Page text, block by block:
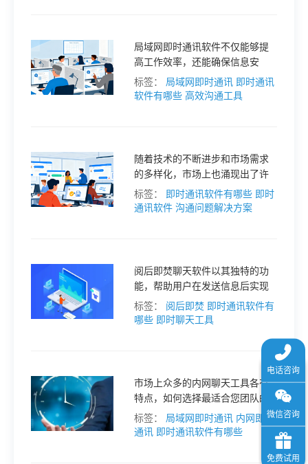
题
局域网即时通讯软件不仅能够提
高工作效率，还能确保信息安
全。随着技术的不断进步，2025
年出现了许多安全高效的局域网
标签： 局域网即时通讯 即时通讯
软件有哪些 高效沟通工具
随着技术的不断进步和市场需求
的多样化，市场上也涌现出了许
多优秀的类似布谷鸟的通讯软
件。本文将为您推荐 2025 年的五
标签： 即时通讯软件有哪些 即时
通讯软件 沟通问题解决方案
阅后即焚聊天软件以其独特的功
能，帮助用户在发送信息后实现
自动删除，从而保护个人隐私。
本文将为您介绍几款受欢迎的阅
标签： 阅后即焚 即时通讯软件有
哪些 即时聊天工具
市场上众多的内网聊天工具各有
特点，如何选择最适合您团队的
工具呢？本文将为您揭秘几款热
门的局域网即时通讯软件，并提
标签： 局域网即时通讯 内网即时
通讯 即时通讯软件有哪些